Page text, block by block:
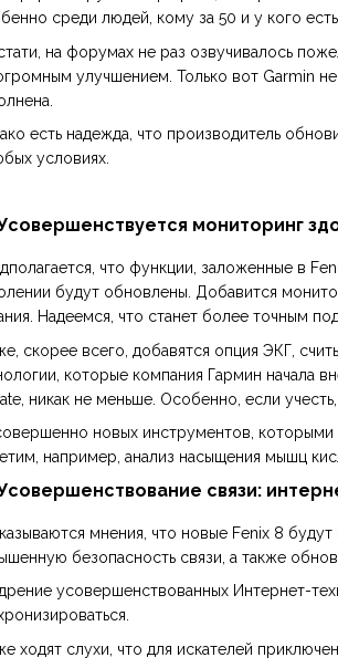
среди людей, кому за 50 и у кого
на форумах не раз озвучивалось
улучшением. Только вот Garmin
есть надежда, что производитель
условиях.
мониторинг
что функции, заложенные в
будут обновлены. Добавится
Надеемся, что станет более точным
скорее всего, добавятся опция ЭКГ,
которые компания Гармин начала
никак не меньше. Особенно, если
новых инструментов, которыми
например, анализ насыщения мышц
связи:
мнения, что новые Fenix 8
безопасность связи, а также
усовершенствованных Интернет-
ходят слухи, что для искателей